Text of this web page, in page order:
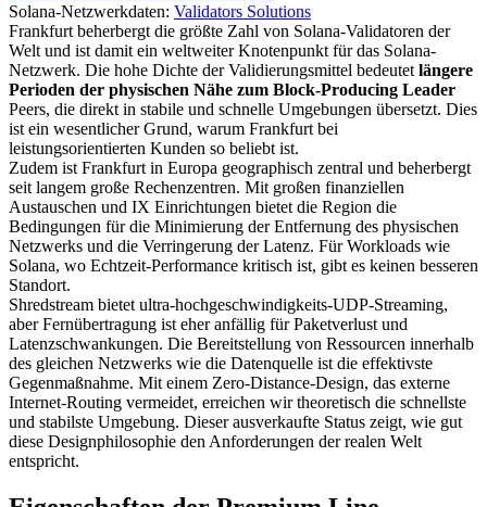
Solana-Netzwerkdaten: Validators Solutions
Frankfurt beherbergt die größte Zahl von Solana-Validatoren der
Welt und ist damit ein weltweiter Knotenpunkt für das Solana-
Netzwerk. Die hohe Dichte der Validierungsmittel bedeutet längere
Perioden der physischen Nähe zum Block-Producing Leader
Peers, die direkt in stabile und schnelle Umgebungen übersetzt. Dies
ist ein wesentlicher Grund, warum Frankfurt bei
leistungsorientierten Kunden so beliebt ist.
Zudem ist Frankfurt in Europa geographisch zentral und beherbergt
seit langem große Rechenzentren. Mit großen finanziellen
Austauschen und IX Einrichtungen bietet die Region die
Bedingungen für die Minimierung der Entfernung des physischen
Netzwerks und die Verringerung der Latenz. Für Workloads wie
Solana, wo Echtzeit-Performance kritisch ist, gibt es keinen besseren
Standort.
Shredstream bietet ultra-hochgeschwindigkeits-UDP-Streaming,
aber Fernübertragung ist eher anfällig für Paketverlust und
Latenzschwankungen. Die Bereitstellung von Ressourcen innerhalb
des gleichen Netzwerks wie die Datenquelle ist die effektivste
Gegenmaßnahme. Mit einem Zero-Distance-Design, das externe
Internet-Routing vermeidet, erreichen wir theoretisch die schnellste
und stabilste Umgebung. Dieser ausverkaufte Status zeigt, wie gut
diese Designphilosophie den Anforderungen der realen Welt
entspricht.